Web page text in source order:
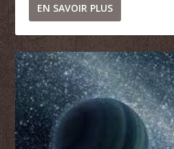
EN SAVOIR PLUS